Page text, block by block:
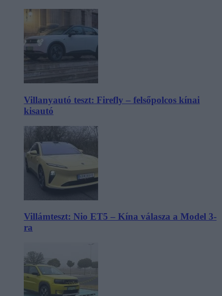
Villanyautó teszt: Firefly – felsőpolcos kínai
kisautó
Villámteszt: Nio ET5 – Kína válasza a Model 3-
ra